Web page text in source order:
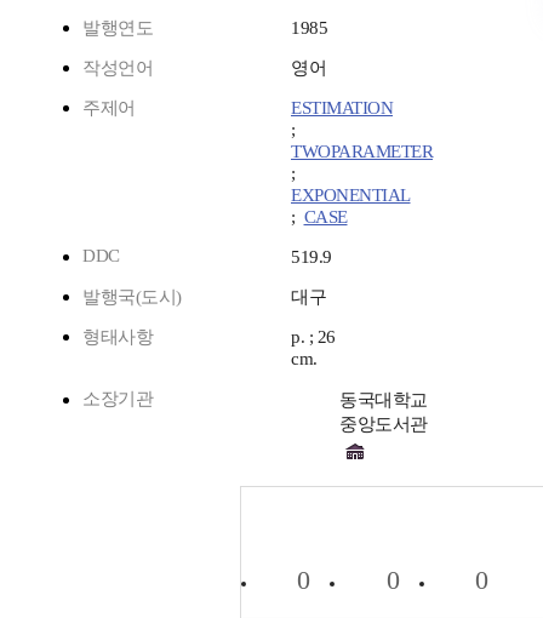
발행연도 1985
작성언어 영어
주제어
ESTIMATION
;
TWOPARAMETER
;
EXPONENTIAL
; CASE
DDC
519.9
발행국(도시) 대구
형태사항
p. ; 26
cm.
소장기관
동국대학교
중앙도서관
0 0 0